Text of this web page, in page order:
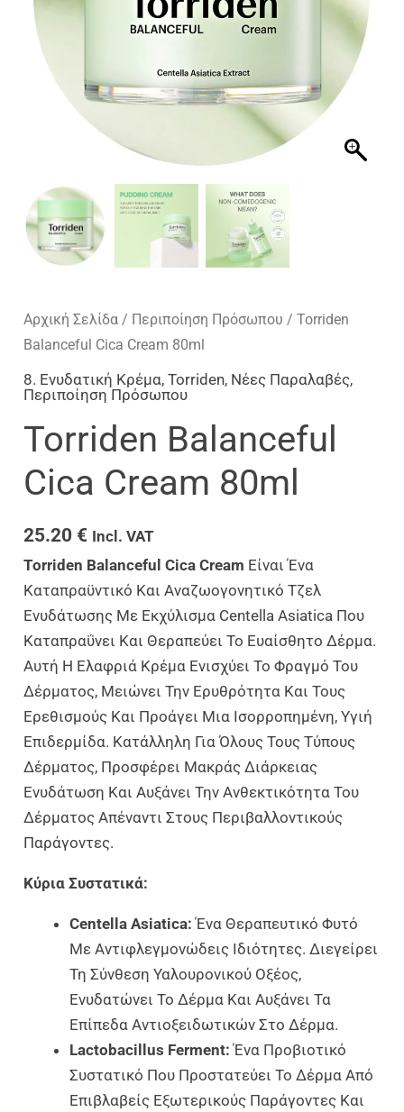
Αρχική Σελίδα / Περιποίηση Πρόσωπου / Torriden
Balanceful Cica Cream 80ml
8. Ενυδατική Κρέμα,Torriden, Νέες Παραλαβές,
Περιποίηση Πρόσωπου
Torriden Balanceful
Cica Cream 80ml
25.20 € Incl. VAT
Torriden Balanceful Cica Cream Είναι Ένα
Καταπραϋντικό Και Αναζωογονητικό Τζελ
Ενυδάτωσης Με Εκχύλισμα Centella Asiatica Που
Καταπραΰνει Και Θεραπεύει Το Ευαίσθητο Δέρμα.
Αυτή Η Ελαφριά Κρέμα Ενισχύει Το Φραγμό Του
Δέρματος, Μειώνει Την Ερυθρότητα Και Τους
Ερεθισμούς Και Προάγει Μια Ισορροπημένη, Υγιή
Επιδερμίδα. Κατάλληλη Για Όλους Τους Τύπους
Δέρματος, Προσφέρει Μακράς Διάρκειας
Ενυδάτωση Και Αυξάνει Την Ανθεκτικότητα Του
Δέρματος Απέναντι Στους Περιβαλλοντικούς
Παράγοντες.
Κύρια Συστατικά:
Centella Asiatica: Ένα Θεραπευτικό Φυτό
Με Αντιφλεγμονώδεις Ιδιότητες. Διεγείρει
Τη Σύνθεση Υαλουρονικού Οξέος,
Ενυδατώνει Το Δέρμα Και Αυξάνει Τα
Επίπεδα Αντιοξειδωτικών Στο Δέρμα.
Lactobacillus Ferment: Ένα Προβιοτικό
Συστατικό Που Προστατεύει Το Δέρμα Από
Επιβλαβείς Εξωτερικούς Παράγοντες Και